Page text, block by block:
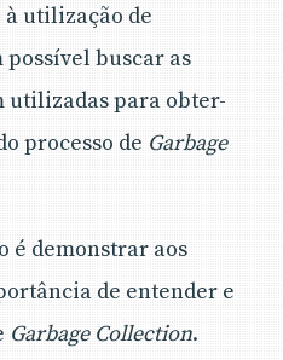
utilização de
buscar as
utilizadas para obter-
processo de Garbage
é demonstrar aos
de entender e
Garbage Collection.